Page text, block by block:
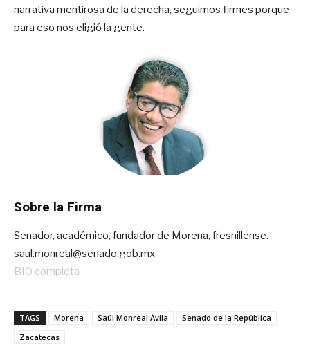
narrativa mentirosa de la derecha, seguimos firmes porque
para eso nos eligió la gente.
Sobre la Firma
Senador, académico, fundador de Morena, fresnillense.
saul.monreal@senado.gob.mx
BIO completa
TAGS Morena Saúl Monreal Ávila
Senado de la República
Zacatecas